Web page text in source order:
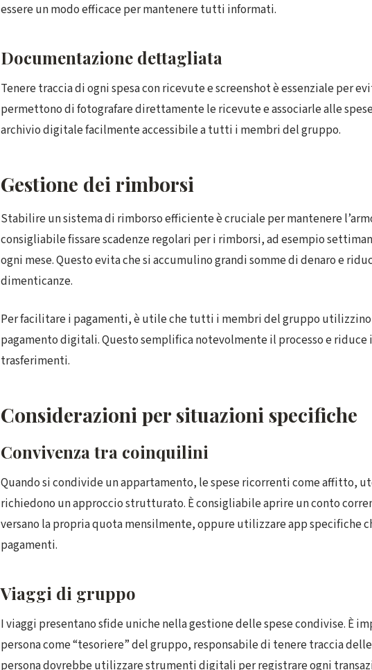
essere un modo efficace per mantenere tutti informati.
Documentazione dettagliata
Tenere traccia di ogni spesa con ricevute e screenshot è essenziale per
permettono di fotografare direttamente le ricevute e associarle alle
archivio digitale facilmente accessibile a tutti i membri del gruppo.
Gestione dei rimborsi
Stabilire un sistema di rimborso efficiente è cruciale per mantenere
consigliabile fissare scadenze regolari per i rimborsi, ad esempio
ogni mese. Questo evita che si accumulino grandi somme di denaro e
dimenticanze.
Per facilitare i pagamenti, è utile che tutti i membri del gruppo
pagamento digitali. Questo semplifica notevolmente il processo e
trasferimenti.
Considerazioni per situazioni specifiche
Convivenza tra coinquilini
Quando si condivide un appartamento, le spese ricorrenti come affitto,
richiedono un approccio strutturato. È consigliabile aprire un conto
versano la propria quota mensilmente, oppure utilizzare app specifiche
pagamenti.
Viaggi di gruppo
I viaggi presentano sfide uniche nella gestione delle spese condivise. È
persona come “tesoriere” del gruppo, responsabile di tenere traccia
persona dovrebbe utilizzare strumenti digitali per registrare ogni